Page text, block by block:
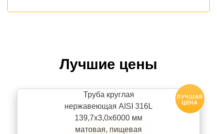
Лучшие цены
Труба круглая
нержавеющая AISI 316L
139,7х3,0х6000 мм
матовая, пищевая
ЛУЧШАЯ
ЦЕНА